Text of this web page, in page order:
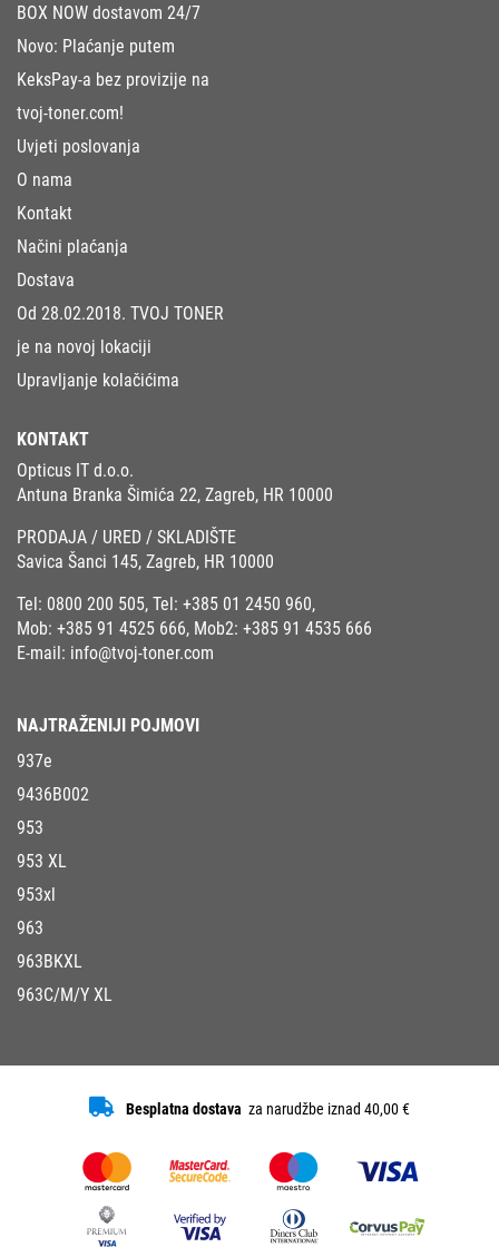
BOX NOW dostavom 24/7
Novo: Plaćanje putem
KeksPay-a bez provizije na
tvoj-toner.com!
Uvjeti poslovanja
O nama
Kontakt
Načini plaćanja
Dostava
Od 28.02.2018. TVOJ TONER
je na novoj lokaciji
Upravljanje kolačićima
KONTAKT
Opticus IT d.o.o.
Antuna Branka Šimića 22, Zagreb, HR 10000
PRODAJA / URED / SKLADIŠTE
Savica Šanci 145, Zagreb, HR 10000
Tel: 0800 200 505, Tel: +385 01 2450 960,
Mob: +385 91 4525 666, Mob2: +385 91 4535 666
E-mail: info@tvoj-toner.com
NAJTRAŽENIJI POJMOVI
937e
9436B002
953
953 XL
953xl
963
963BKXL
963C/M/Y XL
Besplatna dostava za narudžbe iznad 40,00 €